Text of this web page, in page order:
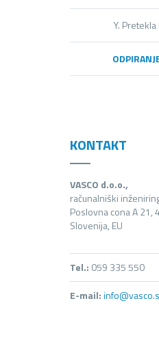
Y.
KONTAKT
VASCO d.o.o.,
računalniški
Poslovna cona A 21,
Slovenija, EU
Tel.: 059 335 550
E-mail: